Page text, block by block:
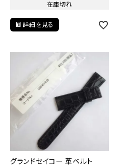
在庫切れ
詳細を見る
グランドセイコー 革ベルト